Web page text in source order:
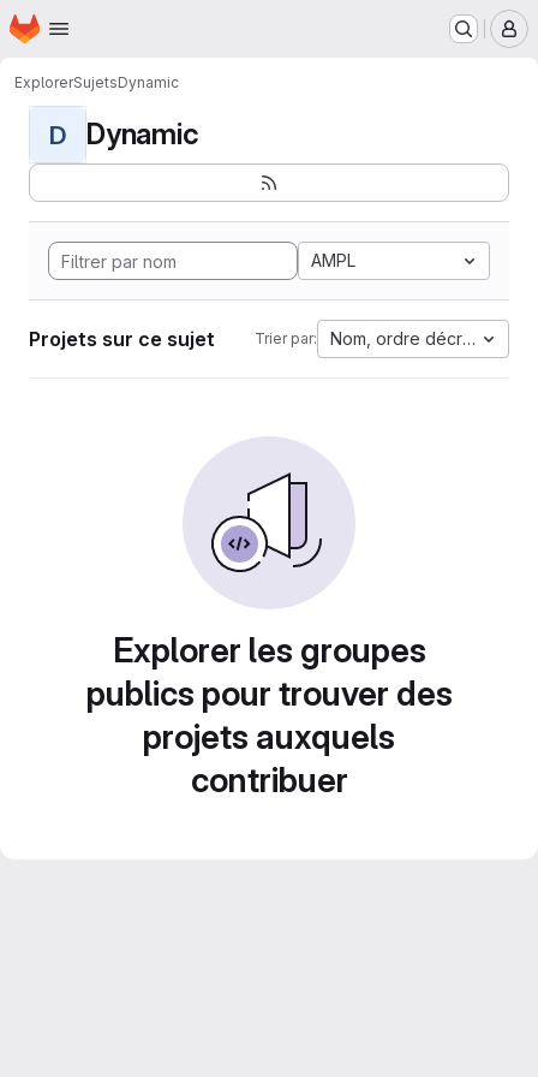
Passer au contenu principal
Page d'accueil
ExplorerSujetsDynamic
D Dynamic
AMPL
Projets sur ce sujet Trier par: Nom, ordre décroissant
Explorer les groupes
publics pour trouver des
projets auxquels
contribuer